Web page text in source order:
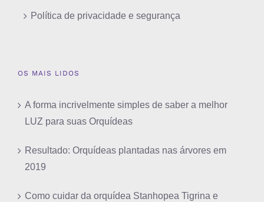
Política de privacidade e segurança
OS MAIS LIDOS
A forma incrivelmente simples de saber a melhor
LUZ para suas Orquídeas
Resultado: Orquídeas plantadas nas árvores em
2019
Como cuidar da orquídea Stanhopea Tigrina e